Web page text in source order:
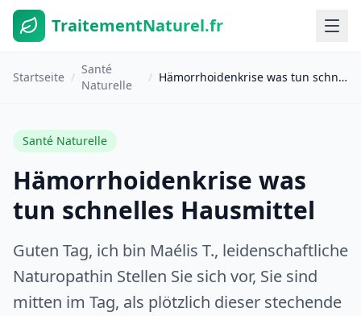
TraitementNaturel.fr
Startseite /
Santé
Naturelle
/ Hämorrhoidenkrise was tun schnelles Hausmittel
Santé Naturelle
Hämorrhoidenkrise was
tun schnelles Hausmittel
Guten Tag, ich bin Maélis T., leidenschaftliche
Naturopathin Stellen Sie sich vor, Sie sind
mitten im Tag, als plötzlich dieser stechende